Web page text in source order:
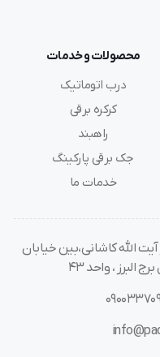
محصولات و خدمات
درب اتوماتیک
کرکره برقی
راهبند
جک برقی پارکینگ
خدمات ما
الله کاشانی،بین خیابان
البرز ، واحد 43